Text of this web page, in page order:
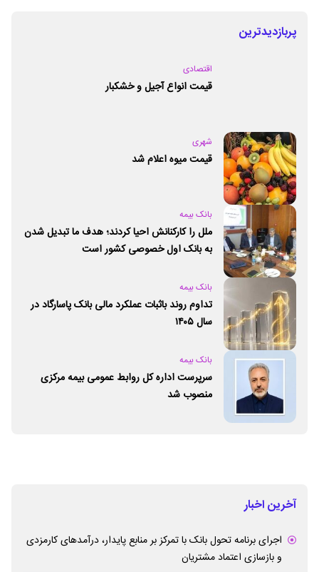
پربازدیدترین
اقتصادی
قیمت انواع آجیل و خشکبار
شهری
قیمت میوه اعلام شد
بانک بیمه
ملل را کارکنانش احیا کردند؛ هدف ما تبدیل شدن
به بانک اول خصوصی کشور است
بانک بیمه
تداوم روند باثبات عملکرد مالی بانک پاسارگاد در
سال ۱۴۰۵
بانک بیمه
سرپرست اداره کل روابط عمومی بیمه مرکزی
منصوب شد
آخرین اخبار
اجرای برنامه تحول بانک با تمرکز بر منابع پایدار، درآمدهای کارمزدی
و بازسازی اعتماد مشتریان